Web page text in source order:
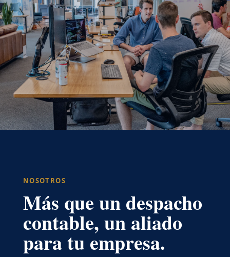
NOSOTROS
Más que un despacho
contable, un aliado
para tu empresa.